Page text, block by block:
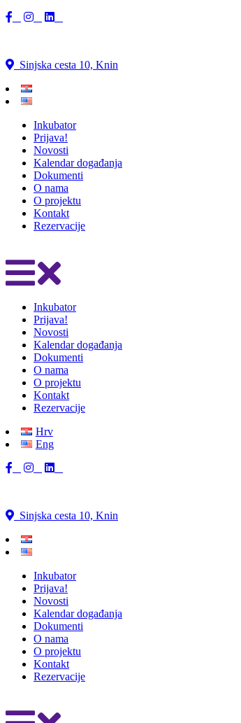
Sinjska cesta 10, Knin
Inkubator
Prijava!
Novosti
Kalendar događanja
Dokumenti
O nama
O projektu
Kontakt
Rezervacije
Inkubator
Prijava!
Novosti
Kalendar događanja
Dokumenti
O nama
O projektu
Kontakt
Rezervacije
Hrv
Eng
Sinjska cesta 10, Knin
Inkubator
Prijava!
Novosti
Kalendar događanja
Dokumenti
O nama
O projektu
Kontakt
Rezervacije